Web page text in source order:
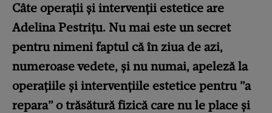
Câte operații și intervenții estetice are
Adelina Pestrițu. Nu mai este un secret
pentru nimeni faptul că în ziua de azi,
numeroase vedete, și nu numai, apeleză la
operațiile și intervențiile estetice pentru ”a
repara” o trăsătură fizică care nu le place și